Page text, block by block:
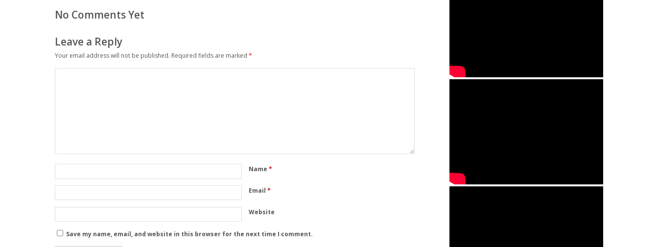
No Comments Yet
Leave a Reply
Your email address will not be published. Required fields are marked *
Name *
Email *
Website
Save my name, email, and website in this browser for the next time I comment.